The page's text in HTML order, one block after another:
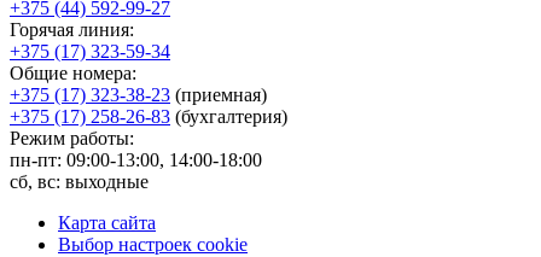
+375 (44) 592-99-27
Горячая линия:
+375 (17) 323-59-34
Общие номера:
+375 (17) 323-38-23 (приемная)
+375 (17) 258-26-83 (бухгалтерия)
Режим работы:
пн-пт: 09:00-13:00, 14:00-18:00
сб, вс: выходные
Карта сайта
Выбор настроек cookie